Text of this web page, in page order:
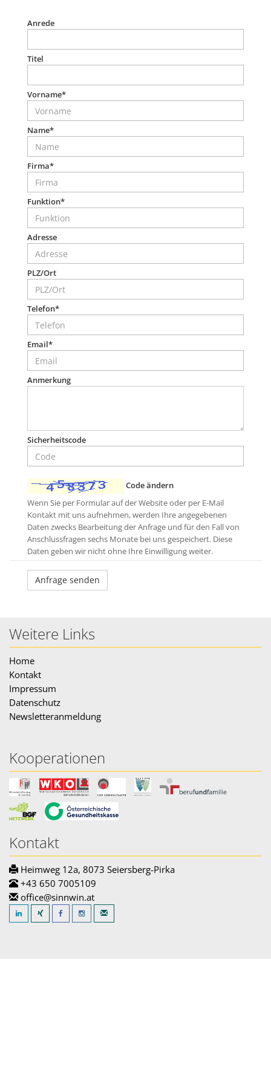
Anrede
Titel
Vorname*
Name*
Firma*
Funktion*
Adresse
PLZ/Ort
Telefon*
Email*
Anmerkung
Sicherheitscode
Code ändern
Wenn Sie per Formular auf der Website oder per E-Mail
Kontakt mit uns aufnehmen, werden Ihre angegebenen
Daten zwecks Bearbeitung der Anfrage und für den Fall von
Anschlussfragen sechs Monate bei uns gespeichert. Diese
Daten geben wir nicht ohne Ihre Einwilligung weiter.
Weitere Links
Home
Kontakt
Impressum
Datenschutz
Newsletteranmeldung
Kooperationen
Kontakt
Heimweg 12a, 8073 Seiersberg-Pirka
+43 650 7005109
office@sinnwin.at